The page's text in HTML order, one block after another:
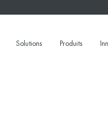
Solutions Produits